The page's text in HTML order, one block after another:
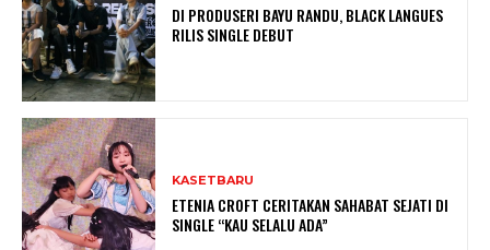
DI PRODUSERI BAYU RANDU, BLACK LANGUES
RILIS SINGLE DEBUT
KASETBARU
ETENIA CROFT CERITAKAN SAHABAT SEJATI DI
SINGLE “KAU SELALU ADA”